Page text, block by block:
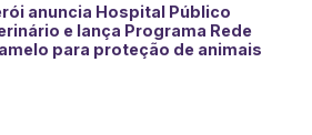
anuncia Hospital Público
e lança Programa Rede
para proteção de animais